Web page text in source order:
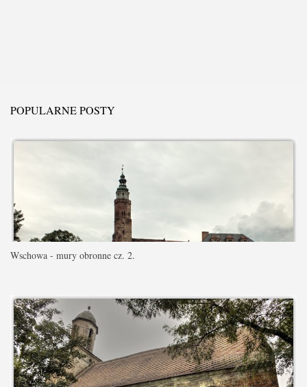
POPULARNE POSTY
Wschowa - mury obronne cz. 2.